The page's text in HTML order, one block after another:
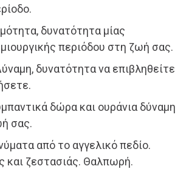
δυνατότητα μίας
περιόδου στη ζωή σας.
δυνατότητα να επιβληθείτε
δώρα και ουράνια δύναμη
σας.
από το αγγελικό πεδίο.
και ζεστασιάς. Θαλπωρή.